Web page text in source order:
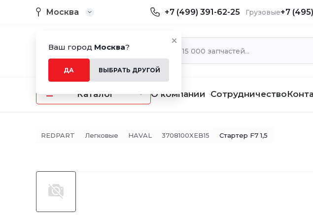
Ваш город Москва?
ДА ВЫБРАТЬ ДРУГОЙ
Москва +7 (499) 391-62-25 Грузовые+7
Каталог О компании Сотрудничество
REDPART Легковые HAVAL 3708100XEB15 Стартер F7 1,5